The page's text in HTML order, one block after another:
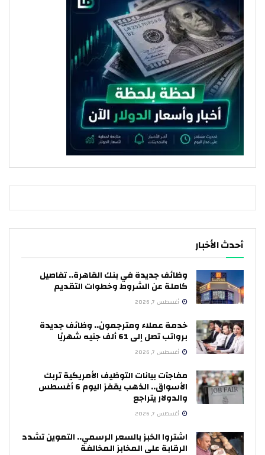
أحدث الأخبار
وظائف جديدة في بنك القاهرة.. تفاصيل
كاملة عن الشروط وخطوات التقديم
أغسطس 7, 2026
خدمة عملاء ومترجمون.. وظائف جديدة
برواتب تصل إلى 61 ألف جنيه شهريًا
أغسطس 7, 2026
مفاجآت بيانات التوظيف الأمريكية تربك
الأسواق.. الذهب يقفز اليوم 6 أغسطس
والدولار يتراجع
أغسطس 7, 2026
اشتروا الخبز بالسعر الرسمي.. التموين تشدد
الرقابة على المخابز المخالفة